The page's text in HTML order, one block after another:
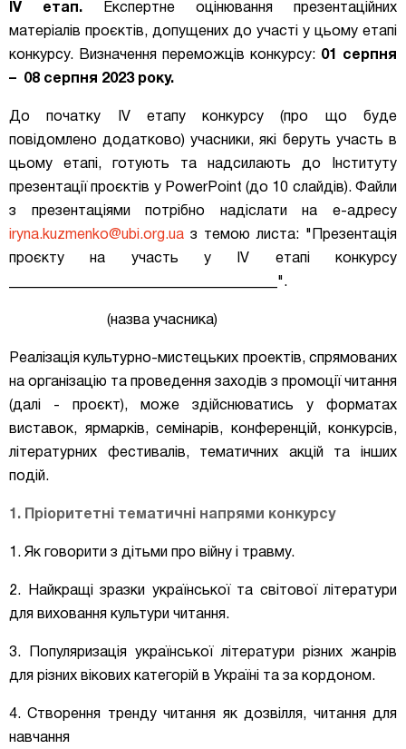
IV етап. Експертне оцінювання презентаційних
матеріалів проєктів, допущених до участі у цьому етапі
конкурсу. Визначення переможців конкурсу: 01 серпня
– 08 серпня 2023 року.
До початку I V етапу конкурсу (про що буде
повідомлено додатково) учасники, які беруть участь в
цьому етапі, готують та надсилають до Інституту
презентації проєктів у PowerPoint (до 10 слайдів). Файли
з презентаціями потрібно надіслатина е-адресу
iryna.kuzmenko@ubi.org.ua з темою листа: "Презентація
проєкту на участь у
IV етапі конкурсу
_____________________________________".
(назва учасника)
Реалізація культурно-мистецьких проектів, спрямованих
на організацію та проведення заходів з промоції читання
(далі - проєкт), може здійснюватись у форматах
виставок, ярмарків, семінарів, конференцій, конкурсів,
літературних фестивалів, тематичних акцій та інших
подій.
1. Пріоритетні тематичні напрями конкурсу
1. Як говорити з дітьми про війну і травму.
2. Найкращі зразки української та світової літератури
для виховання культури читання.
3. Популяризація української літератури різних жанрів
для різних вікових категорій в Україні та за кордоном.
4. Створення тренду читання як дозвілля, читання для
навчання